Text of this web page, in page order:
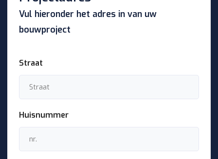
Vul hieronder het adres in van uw
bouwproject
Straat
Huisnummer